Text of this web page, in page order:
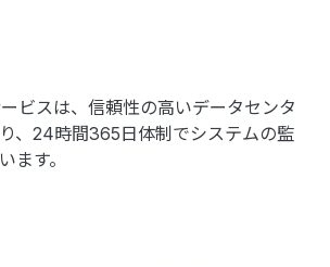
ビスは、信頼性の高いデータセンタ
、24時間365日体制でシステムの監
ます。